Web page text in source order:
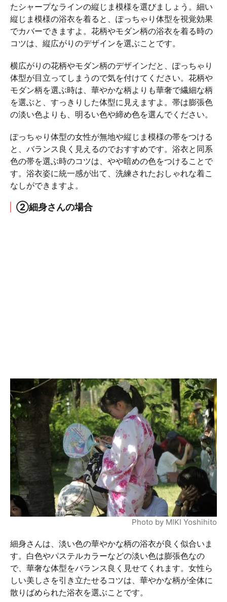
たシャープなラインの縦じま模様を選びましょう。細い
縦じま模様の浴衣を着ると、ぽっちゃり体型を視覚効果
でカバーできますよ。花柄やモダン柄の浴衣を着る時の
コツは、縦広がりのデザインを選ぶことです。
横広がりの花柄やモダン柄のデザインだと、ぽっちゃり
体型が目立ってしまうので気を付けてください。花柄や
モダン柄を選ぶ時は、華やかな柄よりも華奢で繊細な柄
を選ぶと、すっきりした体型に見えますよ。帯は膨張色
の淡い色よりも、明るい色や締め色を選んでください。
ぽっちゃり体型の女性が無地や縦じま模様の帯をつける
と、バランス良く見えるのでおすすめです。浴衣と同系
色の帯を選ぶ時のコツは、やや暗めの色をつけることで
す。浴衣姿に統一感が出て、洗練されたおしゃれな着こ
なしができますよ。
②細身さんの場合
Photo by MIKI Yoshihito
細身さんは、淡い色の華やかな柄の浴衣が良く似合いま
す。白色やパステルカラーなどの淡い色は膨張色なの
で、華奢な体型をバランス良く見せてくれます。女性ら
しい美しさを引き立たせるコツは、華やかな柄が全体に
散りばめられた浴衣を選ぶことです。